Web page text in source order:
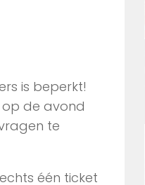
is beperkt!
op de avond
te
één ticket